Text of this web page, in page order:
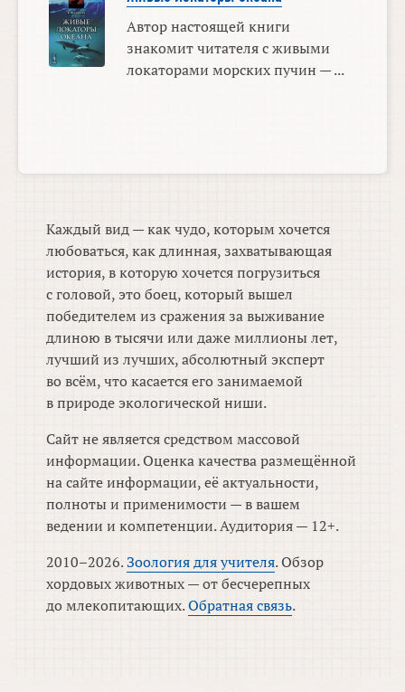
Автор настоящей книги
знакомит читателя с живыми
локаторами морских пучин — ...
Каждый вид — как чудо, которым хочется
любоваться, как длинная, захватывающая
история, в которую хочется погрузиться
с головой, это боец, который вышел
победителем из сражения за выживание
длиною в тысячи или даже миллионы лет,
лучший из лучших, абсолютный эксперт
во всём, что касается его занимаемой
в природе экологической ниши.
Сайт не является средством массовой
информации. Оценка качества размещённой
на сайте информации, её актуальности,
полноты и применимости — в вашем
ведении и компетенции. Аудитория — 12+.
2010–2026.Зоология для учителя. Обзор
хордовых животных — от бесчерепных
до млекопитающих.Обратная связь.